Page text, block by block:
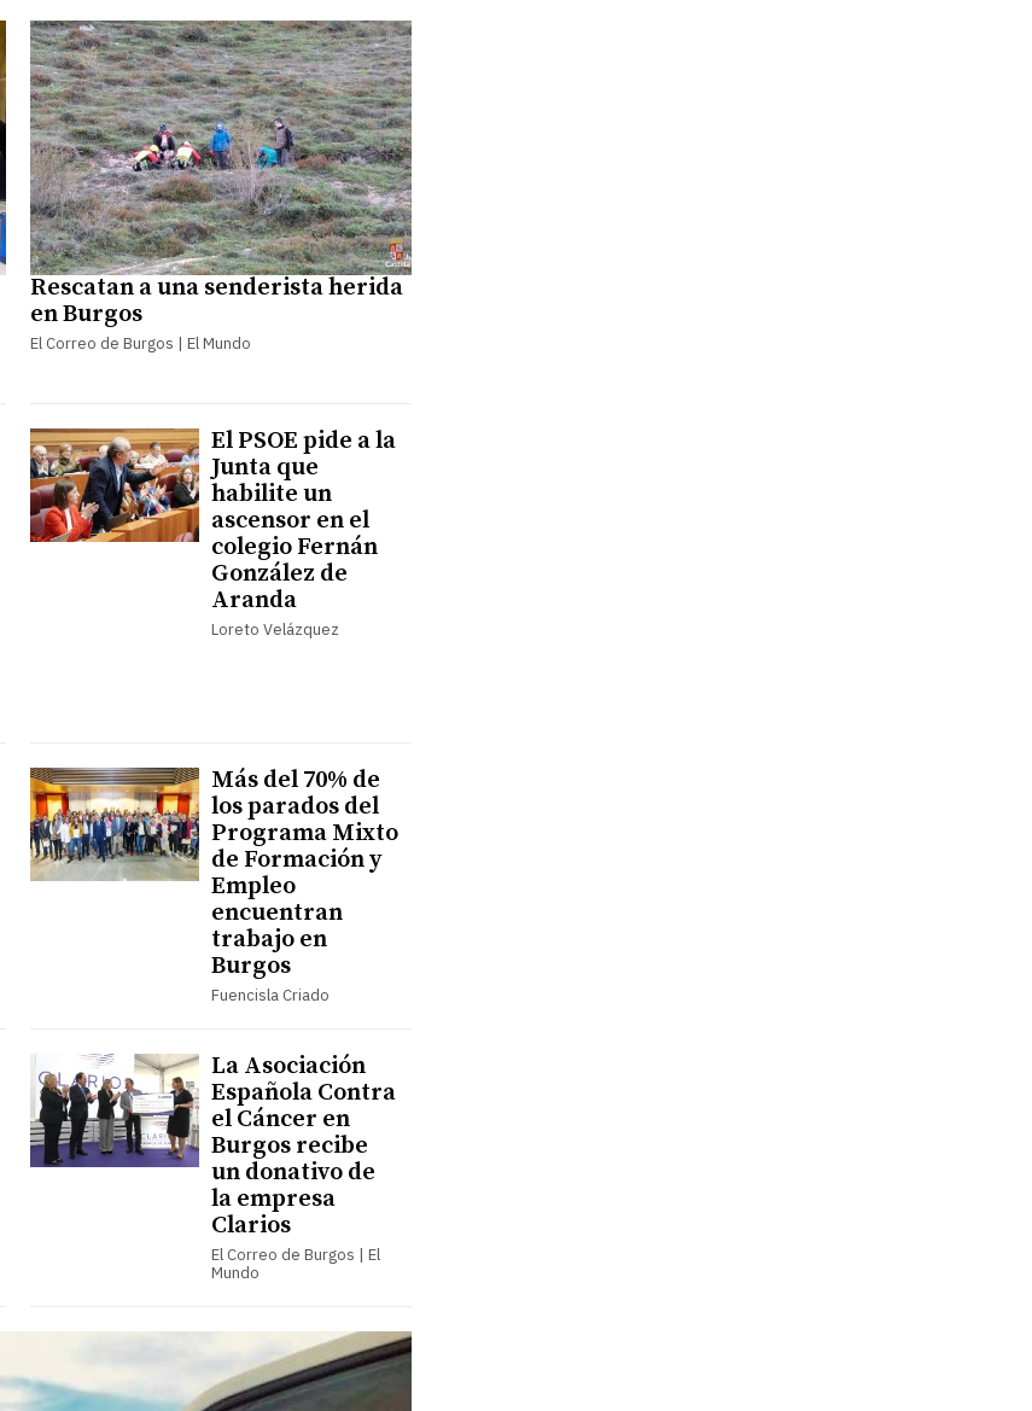
Rescatan a una senderista herida
en Burgos
El Correo de Burgos | El Mundo
El PSOE pide a la
Junta que
habilite un
ascensor en el
colegio Fernán
González de
Aranda
Loreto Velázquez
Más del 70% de
los parados del
Programa Mixto
de Formación y
Empleo
encuentran
trabajo en
Burgos
Fuencisla Criado
La Asociación
Española Contra
el Cáncer en
Burgos recibe
un donativo de
la empresa
Clarios
El Correo de Burgos | El
Mundo